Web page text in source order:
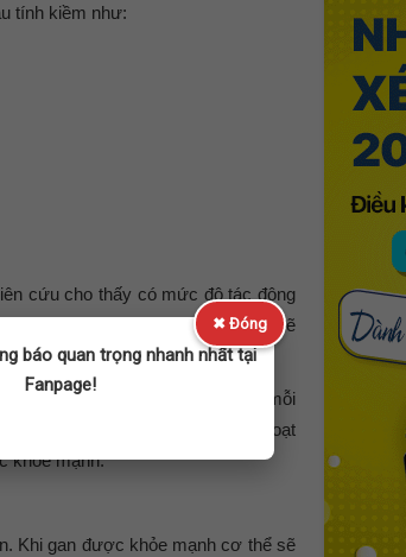
tính kiềm như:
cứu cho thấy có mức độ tác động
động. Theo đó, hoạt động này sẽ
phải thử uống nước ép lô hội mỗi
lợi khuẩn đường ruột được hoạt
khỏe mạnh.
Khi gan được khỏe mạnh cơ thể sẽ
✖ Đóng
báo quan trọng nhanh nhất tại
Fanpage!